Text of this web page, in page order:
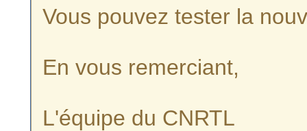
Vous pouvez tester la
En vous remerciant,
L'équipe du CNRTL